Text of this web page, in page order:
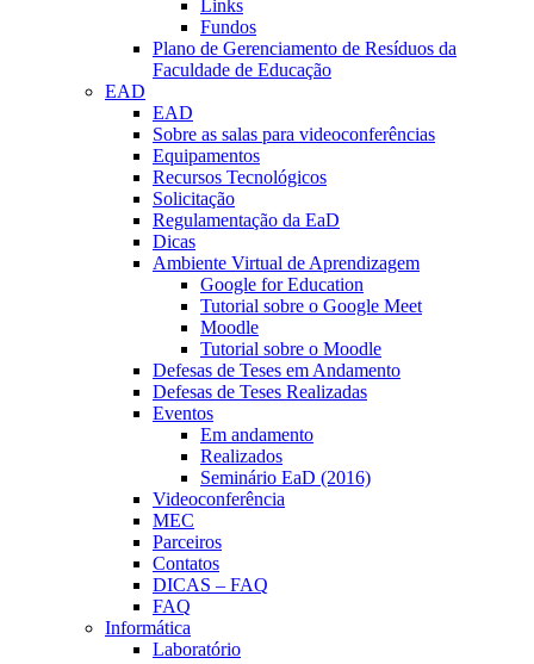
Links
Fundos
Plano de Gerenciamento de Resíduos da
Faculdade de Educação
EAD
EAD
Sobre as salas para videoconferências
Equipamentos
Recursos Tecnológicos
Solicitação
Regulamentação da EaD
Dicas
Ambiente Virtual de Aprendizagem
Google for Education
Tutorial sobre o Google Meet
Moodle
Tutorial sobre o Moodle
Defesas de Teses em Andamento
Defesas de Teses Realizadas
Eventos
Em andamento
Realizados
Seminário EaD (2016)
Videoconferência
MEC
Parceiros
Contatos
DICAS – FAQ
FAQ
Informática
Laboratório